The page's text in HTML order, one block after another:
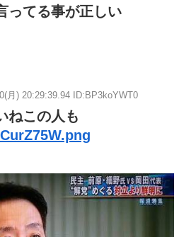
ってる事が正しい
月) 20:29:39.94 ID:BP3koYWT0
ねこの人も